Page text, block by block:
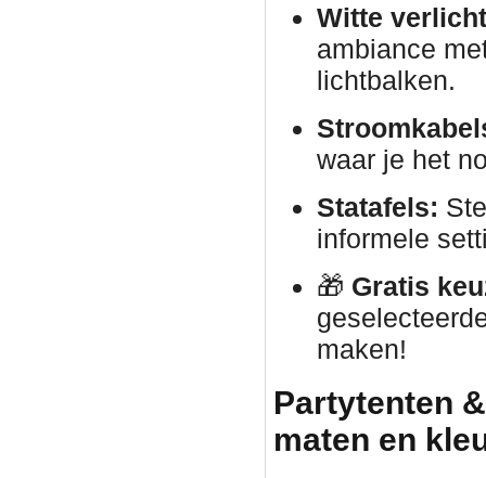
Witte
ambiance
lichtbalken.
waar je het
Statafels:
informele
🎁 Gratis
maken!
Partytenten
maten en